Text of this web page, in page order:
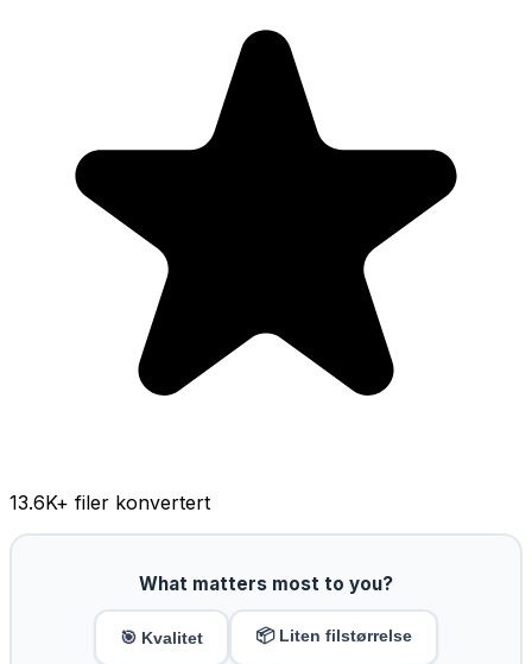
13.6K+ filer konvertert
What matters most to you?
🎯 Kvalitet 📦 Liten filstørrelse